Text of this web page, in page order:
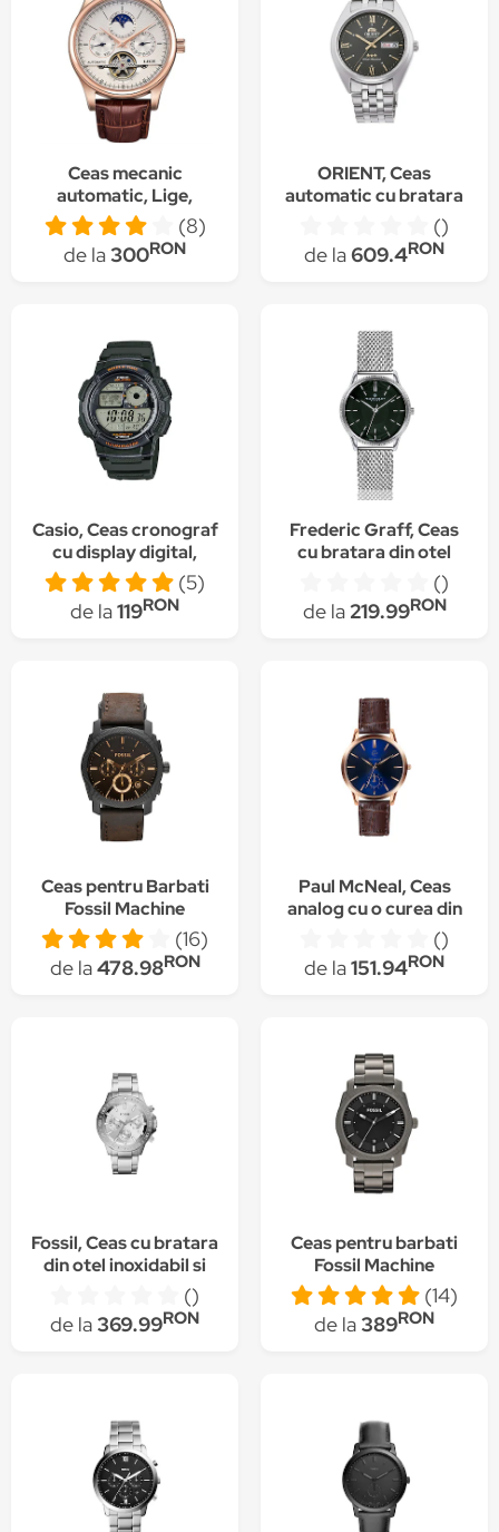
Ceas mecanic
automatic, Lige,
Business, Casual,
Clasic, Analog curea
din piele, Auriu
(8)
de la300RON
ORIENT, Ceas
automatic cu bratara
metalica, Argintiu
()
de la609.4RON
Casio, Ceas cronograf
cu display digital,
Verde inchis (5)
de la119RON
Frederic Graff, Ceas
cu bratara din otel
inoxidabil cu model
plasa, Argintiu/Negru
()
de la219.99RON
Ceas pentru Barbati
Fossil Machine
FS4656
(16)
de la478.98RON
Paul McNeal, Ceas
analog cu o curea din
piele, Maro inchis
()
de la151.94RON
Fossil, Ceas cu bratara
din otel inoxidabil si
functii multiple,()
de la369.99RON
Ceas pentru barbati
Fossil Machine
FS4774
(14)
de la389RON